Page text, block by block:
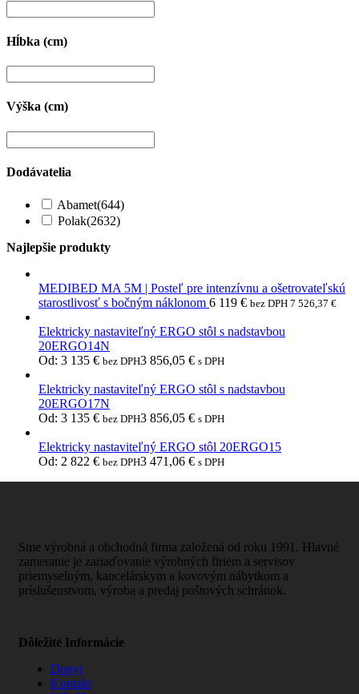
Hĺbka (cm)
Výška (cm)
Dodávatelia
Abamet(644)
Polak(2632)
Najlepšie produkty
MEDIBED MA 5M | Posteľ pre intenzívnu a ošetrovateľskú
starostlivosť s bočným náklonom 6 119 € bez DPH 7 526,37 €
Elektricky nastaviteľný ERGO stôl s nadstavbou
20ERGO14N
Od: 3 135 € bez DPH3 856,05 € s DPH
Elektricky nastaviteľný ERGO stôl s nadstavbou
20ERGO17N
Od: 3 135 € bez DPH3 856,05 € s DPH
Elektricky nastaviteľný ERGO stôl 20ERGO15
Od: 2 822 € bez DPH3 471,06 € s DPH
Sme výrobná a obchodná firma založená od roku 1991. Hlavné
zameranie je zariaďovanie výrobných firiem a servisov
priemyselným, kancelárskym a kovovým nábytkom a
príslušenstvom, výroba a predaj poštových schránok.
Dôležité Informácie
Dopyt
Kontakt